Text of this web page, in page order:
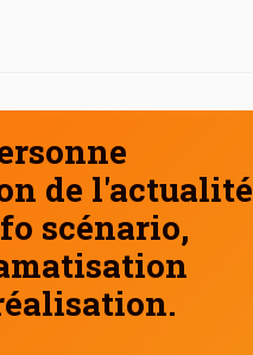
de l'actualité
scénario,